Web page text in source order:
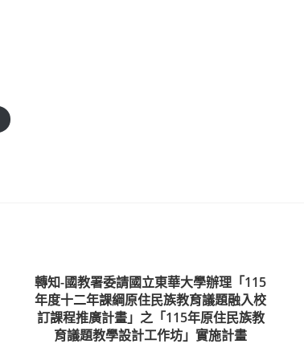
轉知-國教署委請國立東華大學辦理「115
年度十二年課綱原住民族教育議題融入校
訂課程推廣計畫」之「115年原住民族教
育議題教學設計工作坊」實施計畫